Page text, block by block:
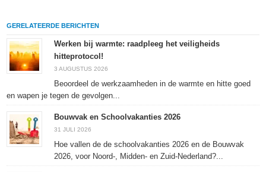
Facebook
(Wordt
een
nieuw
venster
geopend)
delen
(Wordt
een
nieuw
venster
geopend)
Twitter
(Wordt
een
nieuw
venster
geopend)
nieuw
GERELATEERDE BERICHTEN
Werken bij warmte: raadpleeg het veiligheids
hitteprotocol!
3 AUGUSTUS 2026
Beoordeel de werkzaamheden in de warmte en hitte goed
en wapen je tegen de gevolgen...
Bouwvak en Schoolvakanties 2026
31 JULI 2026
Hoe vallen de de schoolvakanties 2026 en de Bouwvak
2026, voor Noord-, Midden- en Zuid-Nederland?...